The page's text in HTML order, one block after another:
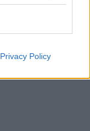
Privacy Policy